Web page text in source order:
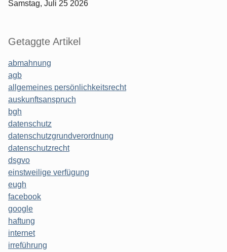
Samstag, Juli 25 2026
Getaggte Artikel
abmahnung
agb
allgemeines persönlichkeitsrecht
auskunftsanspruch
bgh
datenschutz
datenschutzgrundverordnung
datenschutzrecht
dsgvo
einstweilige verfügung
eugh
facebook
google
haftung
internet
irreführung